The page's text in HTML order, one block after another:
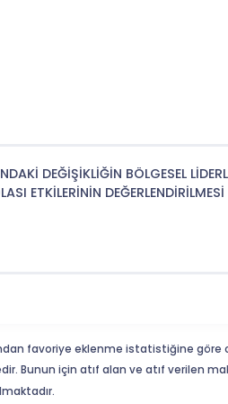
DEĞİŞİKLİĞİN BÖLGESEL
ETKİLERİNİN DEĞERLENDİRİLMESİ
favoriye eklenme istatistiğine
Bunun için atıf alan ve atıf verilen